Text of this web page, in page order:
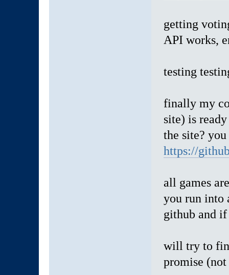
getting
API works,
testing
finally my
site) is
the site?
https://
all games
you run into
github and if
will try to
promise